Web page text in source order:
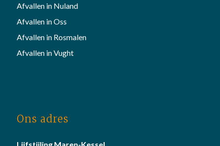
Afvallen in Nuland
Afvallen in Oss
Afvallen in Rosmalen
Afvallen in Vught
Ons adres
Lijfstijling Maren-Kessel